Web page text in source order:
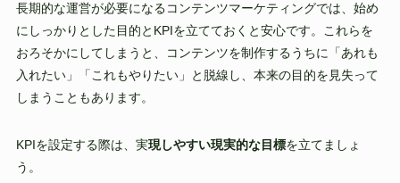
長期的な運営が必要になるコンテンツマーケティングでは、始め
にしっかりとした目的とKPIを立てておくと安心です。これらを
おろそかにしてしまうと、コンテンツを制作するうちに「あれも
入れたい」「これもやりたい」と脱線し、本来の目的を見失って
しまうこともあります。
KPIを設定する際は、実現しやすい現実的な目標を立てましょ
う。